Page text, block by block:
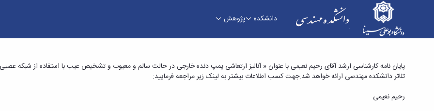
دانشکده پژوهش
پایان نامه کارشناسی ارشد آقای رحیم نعیمی با عنوان « آنالیز ارتعاشی پمپ دنده خارجی در حالت
عصبی» - دانشکده فنی و مهندسی
تئاتر دانشکده مهندسی ارائه خواهد شد.جهت کسب اطلاعات بیشتر به لینک زیر مراجعه فرمایید:
رحیم نعیمی